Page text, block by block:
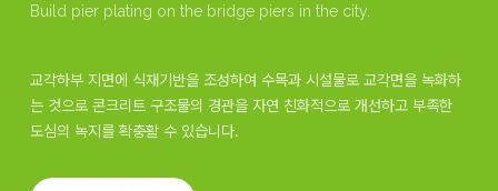
Build pier plating on the bridge piers in the city.
교각하부 지면에 식재기반을 조성하여 수목과 시설물로 교각면을 녹화하
는 것으로 콘크리트 구조물의 경관을 자연 친화적으로 개선하고 부족한
도심의 녹지를 확충활 수 있습니다.